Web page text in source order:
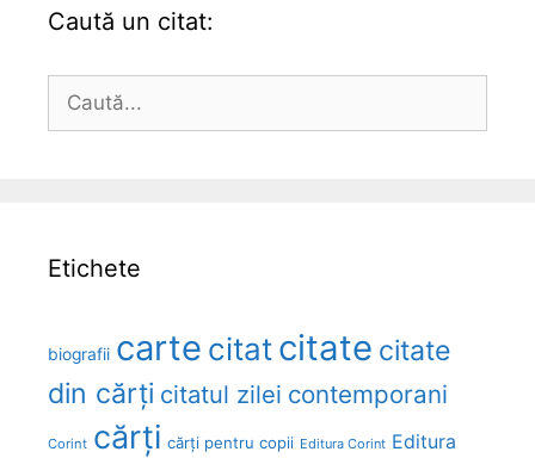
Caută un citat:
după:
Etichete
biografii carte citatcitate citate
din cărți citatul zilei contemporani
Corint cărți cărți pentru copii Editura Corint Editura